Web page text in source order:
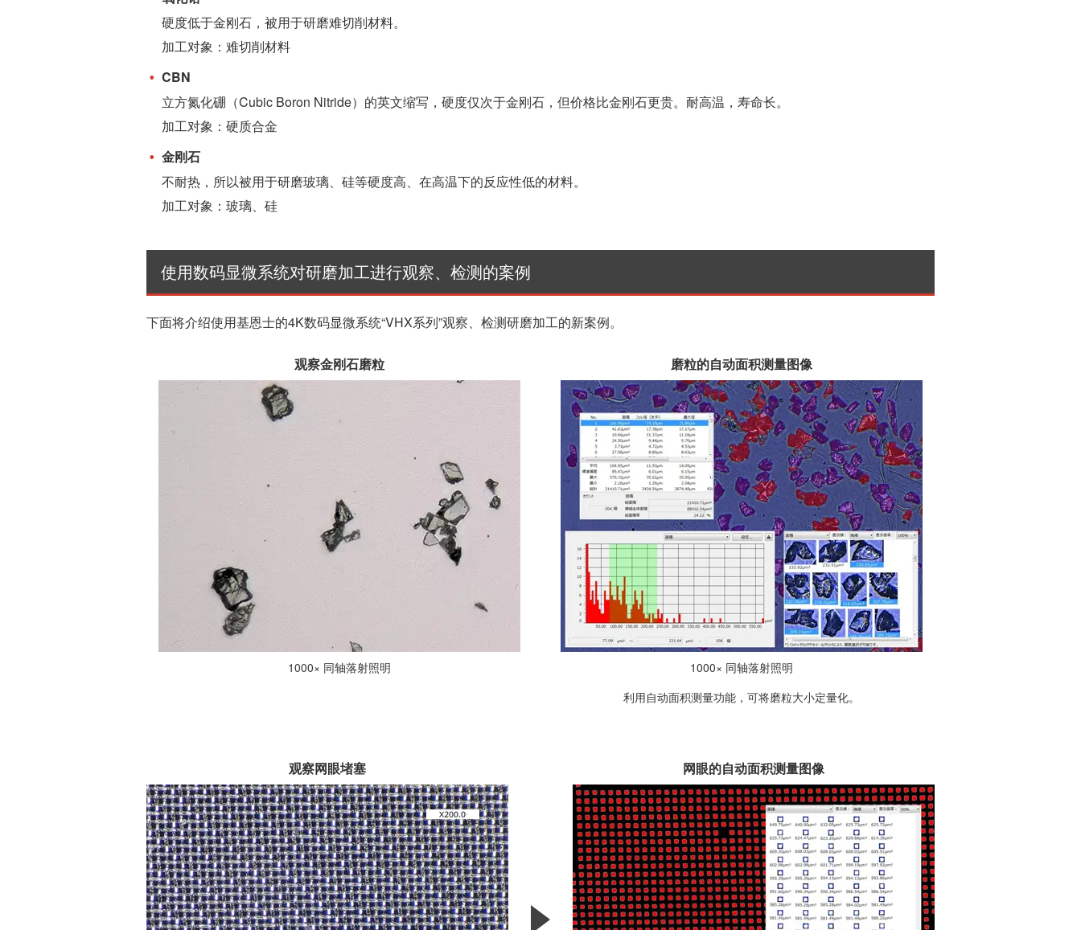
硬度低于金刚石，被用于研磨难切削材料。
加工对象：难切削材料
CBN
立方氮化硼（Cubic Boron Nitride）的英文缩写，硬度仅次于金刚石，但价格比金刚石更贵。耐高温，寿命长。
加工对象：硬质合金
金刚石
不耐热，所以被用于研磨玻璃、硅等硬度高、在高温下的反应性低的材料。
加工对象：玻璃、硅
使用数码显微系统对研磨加工进行观察、检测的案例
下面将介绍使用基恩士的4K数码显微系统“VHX系列”观察、检测研磨加工的新案例。
观察金刚石磨粒
1000× 同轴落射照明
磨粒的自动面积测量图像
1000× 同轴落射照明
利用自动面积测量功能，可将磨粒大小定量化。
观察网眼堵塞 网眼的自动面积测量图像